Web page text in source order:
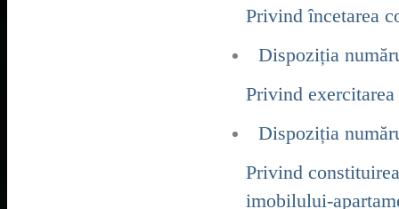
Privind încetarea
Dispoziția
Privind
Dispoziția
Privind
imobilului-